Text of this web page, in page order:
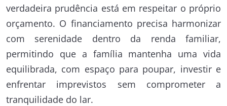
verdadeira prudência está em respeitar o próprio
orçamento. O financiamento precisa harmonizar
com serenidade dentro da renda familiar,
permitindo que a família mantenha uma vida
equilibrada, com espaço para poupar, investir e
enfrentar imprevistos sem comprometer a
tranquilidade do lar.